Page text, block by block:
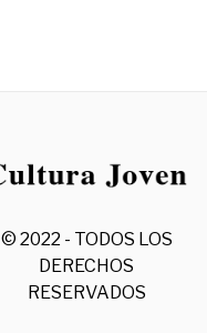
© 2022 - TODOS LOS
DERECHOS
RESERVADOS